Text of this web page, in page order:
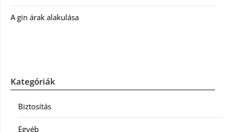
A gin árak alakulása
Kategóriák
Biztosítás
Egyéb